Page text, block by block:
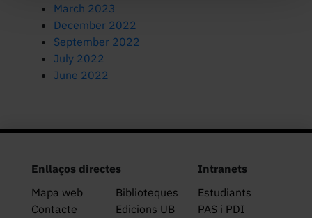
March 2023
December 2022
September 2022
July 2022
June 2022
Enllaços directes
Mapa web
Biblioteques
Contacte
Edicions UB
Intranets
Estudiants
PAS i PDI